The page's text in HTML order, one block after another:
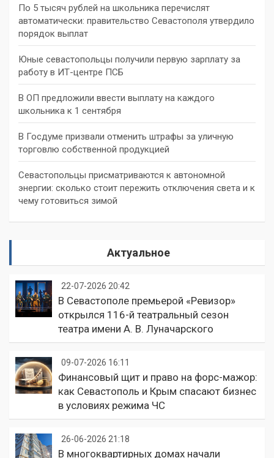
По 5 тысяч рублей на школьника перечислят
автоматически: правительство Севастополя утвердило
порядок выплат
Юные севастопольцы получили первую зарплату за
работу в ИТ-центре ПСБ
В ОП предложили ввести выплату на каждого
школьника к 1 сентября
В Госдуме призвали отменить штрафы за уличную
торговлю собственной продукцией
Севастопольцы присматриваются к автономной
энергии: сколько стоит пережить отключения света и к
чему готовиться зимой
Актуальное
22-07-2026 20:42
В Севастополе премьерой «Ревизор»
открылся 116-й театральный сезон
театра имени А. В. Луначарского
09-07-2026 16:11
Финансовый щит и право на форс-мажор:
как Севастополь и Крым спасают бизнес
в условиях режима ЧС
26-06-2026 21:18
В многоквартирных домах начали